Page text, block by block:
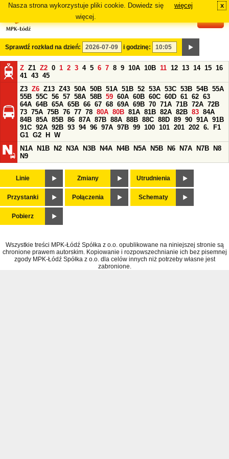
Nasza strona wykorzystuje pliki cookie. Dowiedz się
więcej.
więcej x
Sprawdź rozkład na dzień: i godzinę:
Z Z1 Z2 0 1 2 3 4 5 6 7 8 9 10A 10B 11 12 13 14 15 16
41 43 45
Z3 Z6 Z13 Z43 50A 50B 51A 51B 52 53A 53C 53B 54B 55A
55B 55C 56 57 58A 58B 59 60A 60B 60C 60D 61 62 63
64A 64B 65A 65B 66 67 68 69A 69B 70 71A 71B 72A 72B
73 75A 75B 76 77 78 80A 80B 81A 81B 82A 82B 83 84A
84B 85A 85B 86 87A 87B 88A 88B 88C 88D 89 90 91A 91B
91C 92A 92B 93 94 96 97A 97B 99 100 101 201 202 6.
F1
G1 G2 H
W
N1A
N1B N2 N3A N3B N4A N4B N5A N5B N6 N7A N7B
N8
N9
Linie Zmiany Utrudnienia
Przystanki Połączenia Schematy
Pobierz
Wszystkie treści MPK-Łódź Spółka z o.o. opublikowane na niniejszej stronie są
chronione prawem autorskim. Kopiowanie i rozpowszechnianie ich bez pisemnej
zgody MPK-Łódź Spółka z o.o. dla celów innych niż potrzeby własne jest
zabronione.